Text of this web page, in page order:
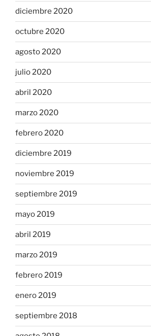
diciembre 2020
octubre 2020
agosto 2020
julio 2020
abril 2020
marzo 2020
febrero 2020
diciembre 2019
noviembre 2019
septiembre 2019
mayo 2019
abril 2019
marzo 2019
febrero 2019
enero 2019
septiembre 2018